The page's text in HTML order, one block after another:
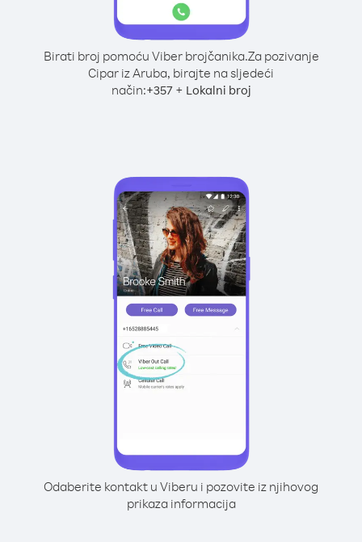
Birati broj pomoću Viber brojčanika.Za pozivanje
Cipar iz Aruba, birajte na sljedeći
način:+357+ Lokalni broj
Odaberite kontakt u Viberu i pozovite iz njihovog
prikaza informacija